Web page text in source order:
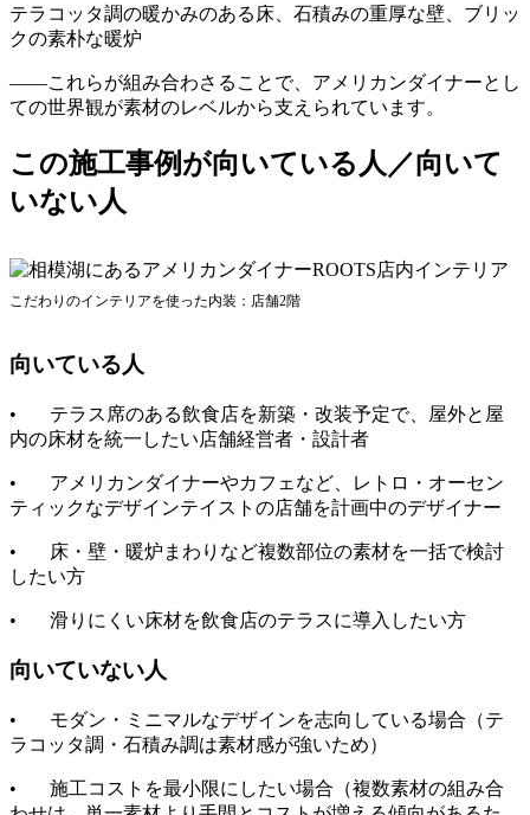
テラコッタ調の暖かみのある床、石積みの重厚な壁、ブリッ
クの素朴な暖炉
――これらが組み合わさることで、アメリカンダイナーとし
ての世界観が素材のレベルから支えられています。
この施工事例が向いている人／向いて
いない人
こだわりのインテリアを使った内装：店舗2階
向いている人
• テラス席のある飲食店を新築・改装予定で、屋外と屋
内の床材を統一したい店舗経営者・設計者
• アメリカンダイナーやカフェなど、レトロ・オーセン
ティックなデザインテイストの店舗を計画中のデザイナー
• 床・壁・暖炉まわりなど複数部位の素材を一括で検討
したい方
• 滑りにくい床材を飲食店のテラスに導入したい方
向いていない人
• モダン・ミニマルなデザインを志向している場合（テ
ラコッタ調・石積み調は素材感が強いため）
• 施工コストを最小限にしたい場合（複数素材の組み合